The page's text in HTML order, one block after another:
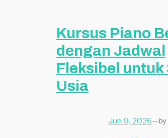
Kursus Piano
dengan Jadwal
Fleksibel untuk
Usia
Jun 9, 2026—by